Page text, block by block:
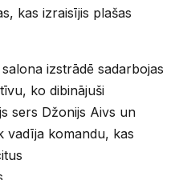
kas izraisījis plašas
salona izstrādē sadarbojas
ko dibinājuši
sers Džonijs Aivs un
vadīja komandu, kas